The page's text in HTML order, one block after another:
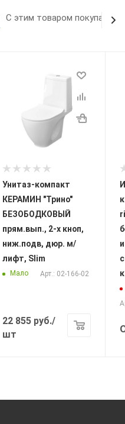
С этим товаром покупают
Унитаз-компакт
КЕРАМИН "Трино"
БЕЗОБОДКОВЫЙ
прям.вып., 2-х кноп,
ниж.подв, дюр. м/
лифт, Slim
Мало Арт.: 02-166-02
22 855 руб./
шт